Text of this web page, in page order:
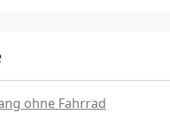
ohne Fahrrad